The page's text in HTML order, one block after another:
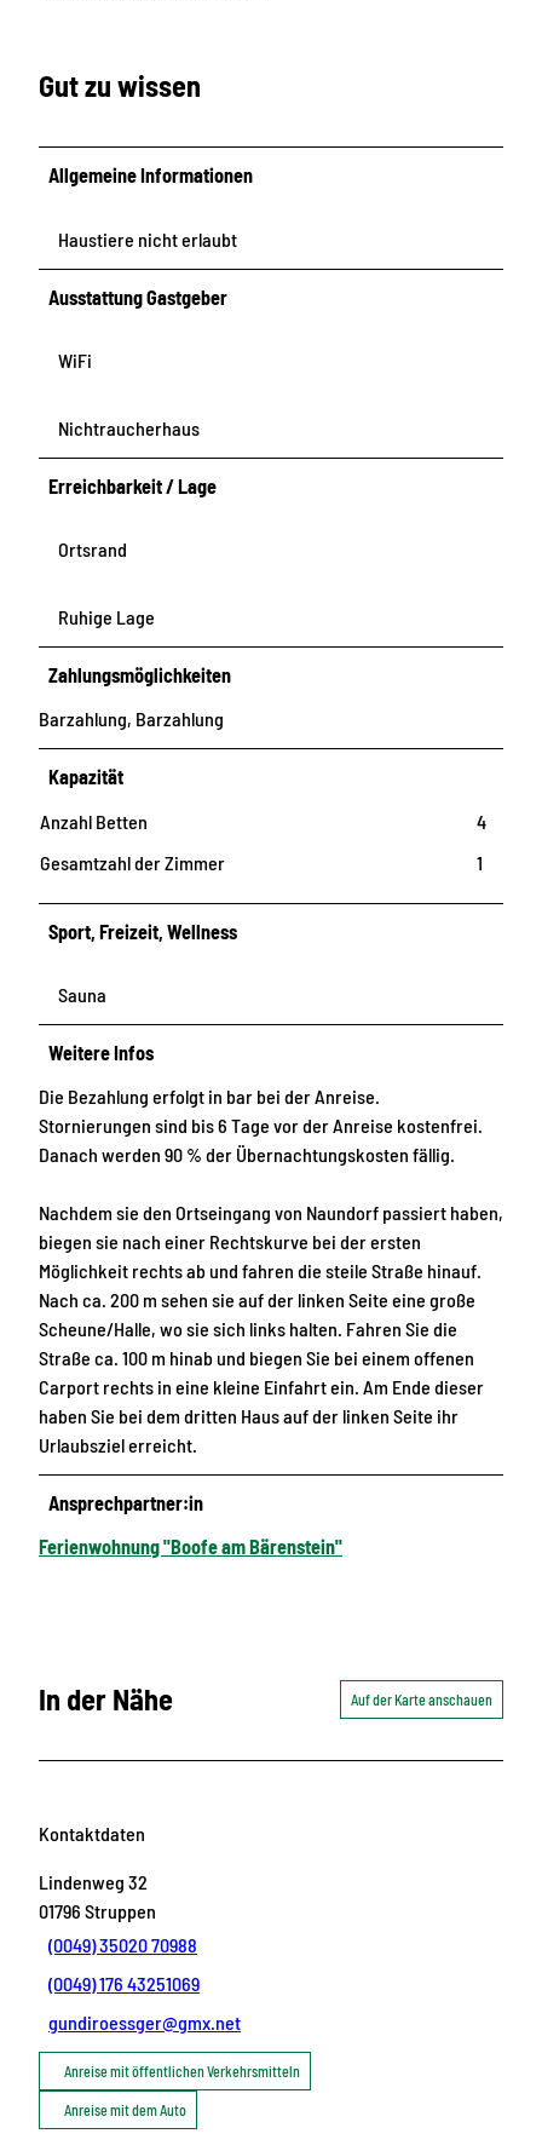
Gut zu wissen
Allgemeine Informationen
Haustiere nicht erlaubt
Ausstattung Gastgeber
WiFi
Nichtraucherhaus
Erreichbarkeit / Lage
Ortsrand
Ruhige Lage
Zahlungsmöglichkeiten
Barzahlung, Barzahlung
Kapazität
Anzahl Betten
4
Gesamtzahl der Zimmer
1
Sport, Freizeit, Wellness
Sauna
Weitere Infos
Die Bezahlung erfolgt in bar bei der Anreise.
Stornierungen sind bis 6 Tage vor der Anreise kostenfrei.
Danach werden 90 % der Übernachtungskosten fällig.
Nachdem sie den Ortseingang von Naundorf passiert haben,
biegen sie nach einer Rechtskurve bei der ersten
Möglichkeit rechts ab und fahren die steile Straße hinauf.
Nach ca. 200 m sehen sie auf der linken Seite eine große
Scheune/Halle, wo sie sich links halten. Fahren Sie die
Straße ca. 100 m hinab und biegen Sie bei einem offenen
Carport rechts in eine kleine Einfahrt ein. Am Ende dieser
haben Sie bei dem dritten Haus auf der linken Seite ihr
Urlaubsziel erreicht.
Ansprechpartner:in
Ferienwohnung "Boofe am Bärenstein"
In der Nähe Auf der Karte anschauen
Kontaktdaten
Lindenweg 32
01796 Struppen
(0049) 35020 70988
(0049) 176 43251069
gundiroessger@gmx.net
Anreise mit öffentlichen Verkehrsmitteln
Anreise mit dem Auto